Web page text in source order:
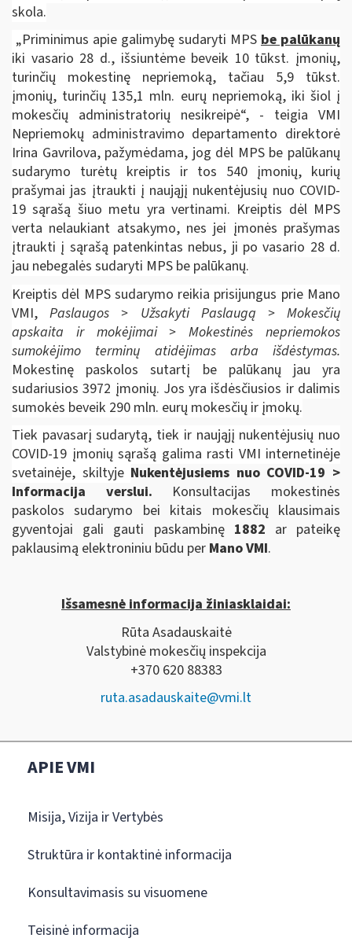
skola.
„Priminimus apie galimybę sudaryti MPS be palūkanų
iki vasario 28 d., išsiuntėme beveik 10 tūkst. įmonių,
turinčių mokestinę nepriemoką, tačiau 5,9 tūkst.
įmonių, turinčių 135,1 mln. eurų nepriemoką, iki šiol į
mokesčių administratorių nesikreipė“, - teigia VMI
Nepriemokų administravimo departamento direktorė
Irina Gavrilova, pažymėdama, jog dėl MPS be palūkanų
sudarymo turėtų kreiptis ir tos 540 įmonių, kurių
prašymai jas įtraukti į naująjį nukentėjusių nuo COVID-
19 sąrašą šiuo metu yra vertinami. Kreiptis dėl MPS
verta nelaukiant atsakymo, nes jei įmonės prašymas
įtraukti į sąrašą patenkintas nebus, ji po vasario 28 d.
jau nebegalės sudaryti MPS be palūkanų.
Kreiptis dėl MPS sudarymo reikia prisijungus prie Mano
VMI,Paslaugos > Užsakyti Paslaugą > Mokesčių
apskaita ir mokėjimai > Mokestinės nepriemokos
sumokėjimo terminų atidėjimas arba išdėstymas.
Mokestinę paskolos sutartį be palūkanų jau yra
sudariusios 3972 įmonių. Jos yra išdėsčiusios ir dalimis
sumokės beveik 290 mln. eurų mokesčių ir įmokų.
Tiek pavasarį sudarytą, tiek ir naująjį nukentėjusių nuo
COVID-19 įmonių sąrašą galima rasti VMI internetinėje
svetainėje, skiltyje Nukentėjusiems nuo COVID-19 >
Informacija verslui. Konsultacijas mokestinės
paskolos sudarymo bei kitais mokesčių klausimais
gyventojai gali gauti paskambinę 1882 ar pateikę
paklausimą elektroniniu būdu per Mano VMI.
Išsamesnė informacija žiniasklaidai:
Rūta Asadauskaitė
Valstybinė mokesčių inspekcija
+370 620 88383
ruta.asadauskaite@vmi.lt
APIE VMI
Misija, Vizija ir Vertybės
Struktūra ir kontaktinė informacija
Konsultavimasis su visuomene
Teisinė informacija